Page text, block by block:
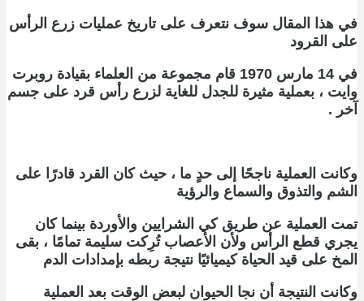
في هذا المقال سوف نتعرف على تاريخ عمليات زرع الرأس
على القرود
في 14 مارس 1970 قام مجموعة من العلماء بقيادة روبرت
وايت ، بعملية مثيرة للجدل للغاية لزرع رأس قرد على جسم
آخر .
وكانت العملية ناجحًا إلى حدٍ ما ، حيث كان القرد قادرًا على
الشم والتذوق والسماع والرؤية
تمت العملية عن طريق كي الشرايين والأوردة بينما كان
يجري قطع الرأس ولأن الأعصاب تُرِكت سليمة تمامًا ، بقى
المخ على قيد الحياة كيميائيًا نتيجة ربطه بإمدادات الدم
وكانت النتيجة أن نجا الحيوان لبعض الوقت بعد العملية